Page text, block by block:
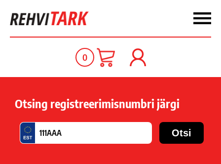
0
Otsing registreerimisnumbri järgi